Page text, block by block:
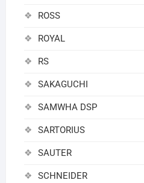
ROSS
ROYAL
RS
SAKAGUCHI
SAMWHA DSP
SARTORIUS
SAUTER
SCHNEIDER